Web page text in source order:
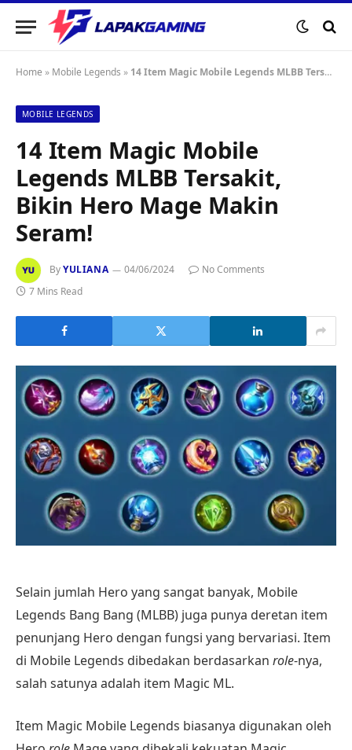
Home » Mobile Legends » 14 Item Magic Mobile Legends MLBB Tersakit, Bikin Hero Mage Makin Seram!
MOBILE LEGENDS
14 Item Magic Mobile
Legends MLBB Tersakit,
Bikin Hero Mage Makin
Seram!
ByYULIANA 04/06/2024
No Comments
7 Mins Read
Selain jumlah Hero yang sangat banyak, Mobile
Legends Bang Bang (MLBB) juga punya deretan item
penunjang Hero dengan fungsi yang bervariasi. Item
di Mobile Legends dibedakan berdasarkan role-nya,
salah satunya adalah item Magic ML.
Item Magic Mobile Legends biasanya digunakan oleh